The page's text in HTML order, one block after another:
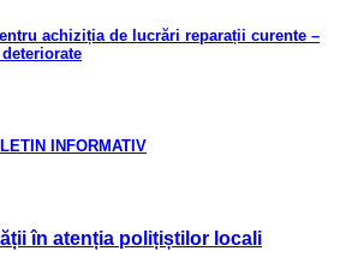
achiziția de lucrări reparații curente –
INFORMATIV
în atenția polițiștilor locali